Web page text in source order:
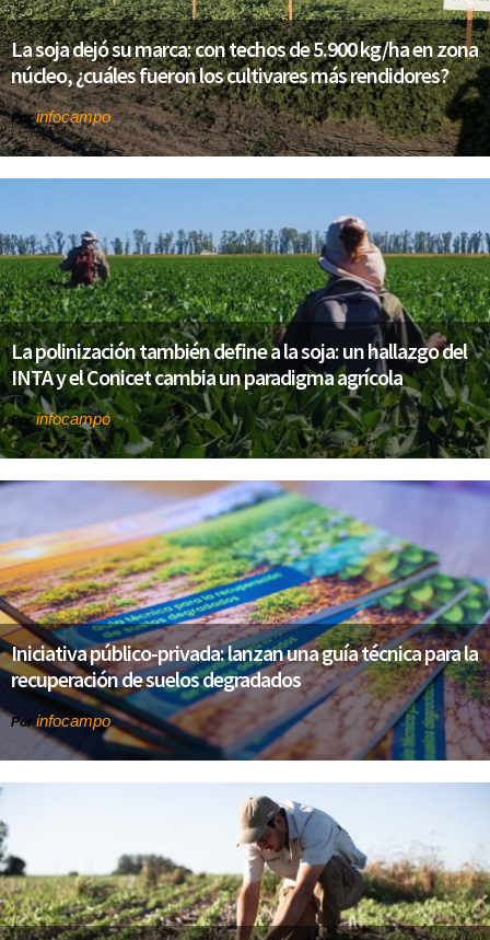
La soja dejó su marca: con techos de 5.900 kg/ha en zona
núcleo, ¿cuáles fueron los cultivares más rendidores?
Porinfocampo
La polinización también define a la soja: un hallazgo del
INTA y el Conicet cambia un paradigma agrícola
Porinfocampo
Iniciativa público-privada: lanzan una guía técnica para la
recuperación de suelos degradados
Porinfocampo